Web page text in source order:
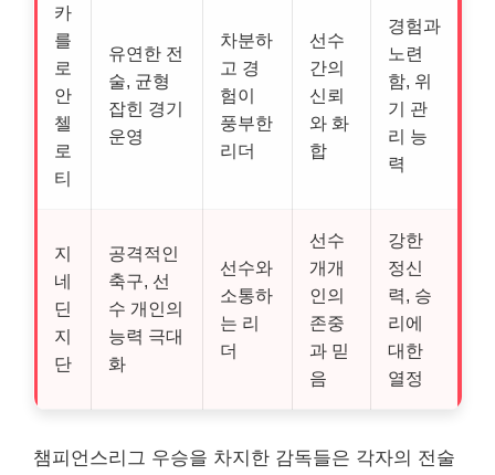
카
를
로
안
첼
로
티
유연한 전
술, 균형
잡힌 경기
운영
차분하
고 경
험이
풍부한
리더
선수
간의
신뢰
와 화
합
경험과
노련
함, 위
기 관
리 능
력
지
네
딘
지
단
공격적인
축구, 선
수 개인의
능력 극대
화
선수와
소통하
는 리
더
선수
개개
인의
존중
과 믿
음
강한
정신
력, 승
리에
대한
열정
챔피언스리그 우승을 차지한 감독들은 각자의 전술